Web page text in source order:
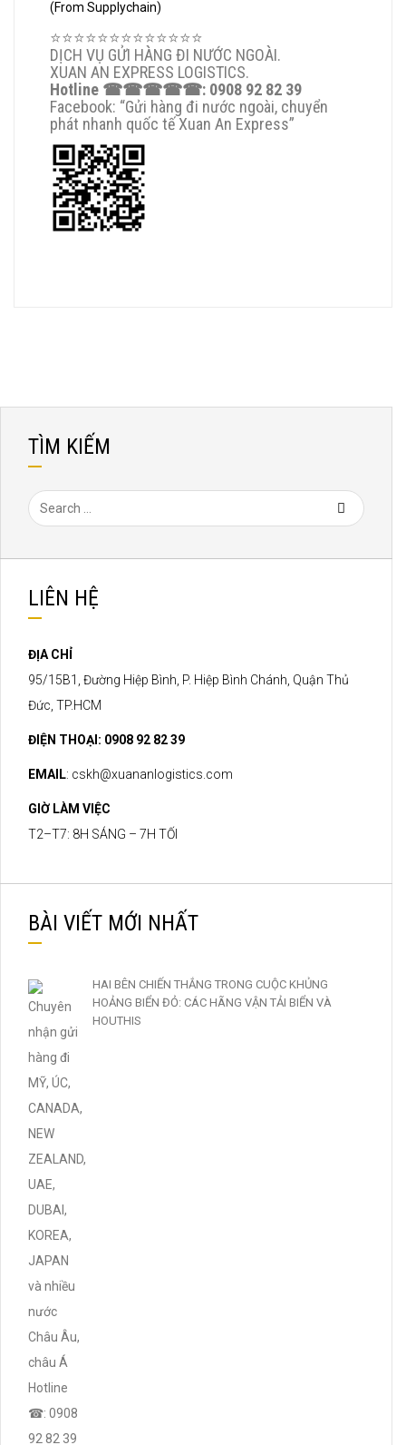
(From Supplychain)
⭐️⭐️⭐️⭐️⭐️⭐️⭐️⭐️⭐️⭐️⭐️⭐️⭐️
DỊCH VỤ GỬI HÀNG ĐI NƯỚC NGOÀI.
XUAN AN EXPRESS LOGISTICS.
Hotline ☎☎☎☎☎: 0908 92 82 39
Facebook: “Gửi hàng đi nước ngoài, chuyển
phát nhanh quốc tế Xuan An Express”
TÌM KIẾM
LIÊN HỆ
ĐỊA CHỈ
95/15B1, Đường Hiệp Bình, P. Hiệp Bình Chánh, Quận Thủ
Đức, TP.HCM
ĐIỆN THOẠI: 0908 92 82 39
EMAIL: cskh@xuananlogistics.com
GIỜ LÀM VIỆC
T2–T7: 8H SÁNG – 7H TỐI
BÀI VIẾT MỚI NHẤT
HAI BÊN CHIẾN THẮNG TRONG CUỘC KHỦNG
HOẢNG BIỂN ĐỎ: CÁC HÃNG VẬN TẢI BIỂN VÀ
HOUTHIS